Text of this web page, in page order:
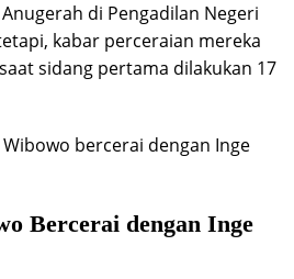
di Pengadilan Negeri
kabar perceraian mereka
sidang pertama dilakukan 17
bercerai dengan Inge
Bercerai dengan Inge